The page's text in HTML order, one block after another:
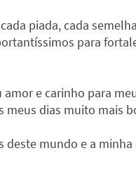
piada, cada
para
e carinho para
meus dias muito mais
deste mundo e a